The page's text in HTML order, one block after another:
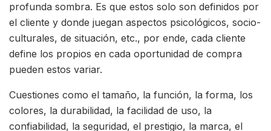
profunda sombra. Es que estos solo son definidos por
el cliente y donde juegan aspectos psicológicos, socio-
culturales, de situación, etc., por ende, cada cliente
define los propios en cada oportunidad de compra
pueden estos variar.
Cuestiones como el tamaño, la función, la forma, los
colores, la durabilidad, la facilidad de uso, la
confiabilidad, la seguridad, el prestigio, la marca, el